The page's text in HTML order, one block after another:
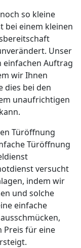
so kleine
bei einem kleinen
Unser
einfachen Auftrag
wir Ihnen
dies bei den
unaufrichtigen
Türöffnung
Türöffnung
versucht
indem wir
und solche
einfache
Preis für eine